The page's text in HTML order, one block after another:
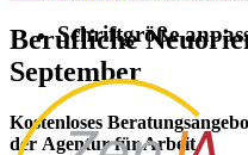
Schriftgröße
Berufliche
September
Kostenloses
der Agentur für Arbeit